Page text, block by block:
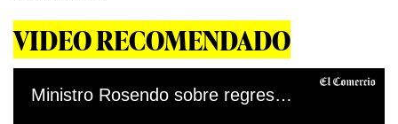
VIDEO RECOMENDADO
Ministro Rosendo sobre regreso a clases